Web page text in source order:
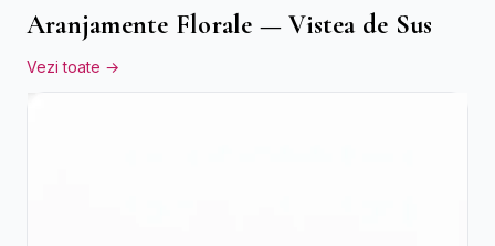
Aranjamente Florale — Vistea de Sus
Vezi toate →